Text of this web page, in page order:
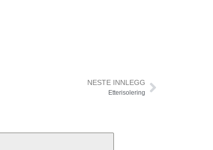
NESTE INNLEGG
Etterisolering